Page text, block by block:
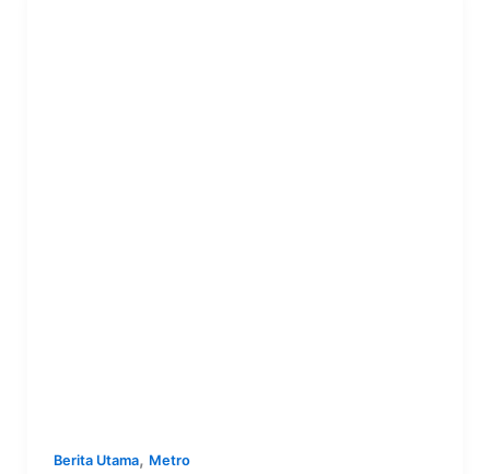
Berita Utama, Metro